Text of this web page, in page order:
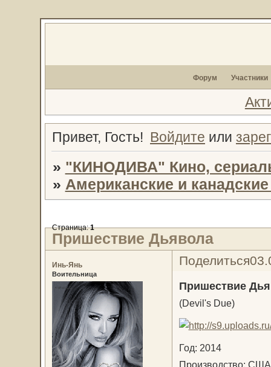
Форум Участники
Привет, Гость! Войдите или
» "КИНОДИВА" Кино,
» Американские и
Пришествие Дьявола
Страница:1
Поделиться
Инь-Янь
Воительница
Пришествие
(Devil's Due)
Год: 2014
Производство: